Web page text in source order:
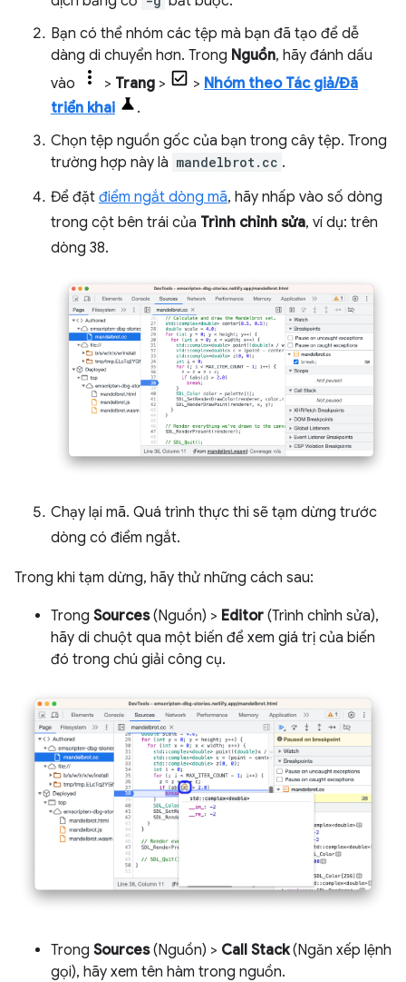
Bạn có thể nhóm các tệp mà bạn đã tạo để dễ
dàng di chuyển hơn. Trong Nguồn, hãy đánh dấu
vào
> Trang > > Nhóm theo Tác giả/Đã
triển khai
.
Chọn tệp nguồn gốc của bạn trong cây tệp. Trong
trường hợp này là mandelbrot.cc .
Để đặt điểm ngắt dòng mã, hãy nhấp vào số dòng
trong cột bên trái của Trình chỉnh sửa, ví dụ: trên
dòng 38.
Chạy lại mã. Quá trình thực thi sẽ tạm dừng trước
dòng có điểm ngắt.
Trong khi tạm dừng, hãy thử những cách sau:
Trong Sources(Nguồn) > Editor (Trình chỉnh sửa),
hãy di chuột qua một biến để xem giá trị của biến
đó trong chú giải công cụ.
Trong Sources(Nguồn) > Call Stack(Ngăn xếp lệnh
gọi), hãy xem tên hàm trong nguồn.